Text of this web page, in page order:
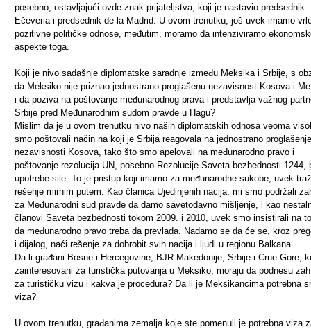
posebno, ostavljajući ovde znak prijateljstva, koji je nastavio predsednik
Ečeveria i predsednik de la Madrid. U ovom trenutku, još uvek imamo
pozitivne političke odnose, međutim, moramo da intenziviramo
aspekte toga.
Koji je nivo sadašnje diplomatske saradnje između Meksika i Srbije, s
da Meksiko nije priznao jednostrano proglašenu nezavisnost Kosova i
i da poziva na poštovanje međunarodnog prava i predstavlja važnog
Srbije pred Međunarodnim sudom pravde u Hagu?
Mislim da je u ovom trenutku nivo naših diplomatskih odnosa veoma
smo poštovali način na koji je Srbija reagovala na jednostrano proglašenje
nezavisnosti Kosova, tako što smo apelovali na međunarodno pravo i
poštovanje rezolucija UN, posebno Rezolucije Saveta bezbednosti 1244,
upotrebe sile. To je pristup koji imamo za međunarodne sukobe, uvek
rešenje mirnim putem. Kao članica Ujedinjenih nacija, mi smo podržali
za Međunarodni sud pravde da damo savetodavno mišljenje, i kao
članovi Saveta bezbednosti tokom 2009. i 2010, uvek smo insistirali na
da međunarodno pravo treba da prevlada. Nadamo se da će se, kroz
i dijalog, naći rešenje za dobrobit svih nacija i ljudi u regionu Balkana.
Da li građani Bosne i Hercegovine, BJR Makedonije, Srbije i Crne Gore,
zainteresovani za turistička putovanja u Meksiko, moraju da podnesu
za turističku vizu i kakva je procedura? Da li je Meksikancima potrebna
viza?
U ovom trenutku, građanima zemalja koje ste pomenuli je potrebna viza